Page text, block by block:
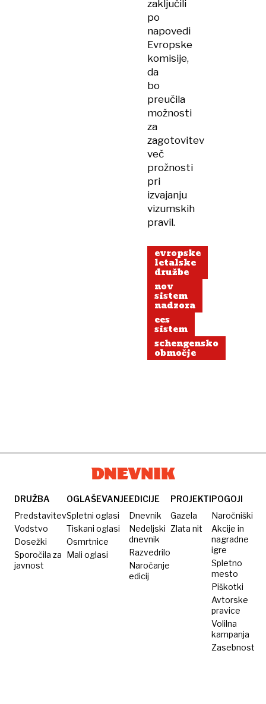
zaključili
po
napovedi
Evropske
komisije,
da
bo
preučila
možnosti
za
zagotovitev
več
prožnosti
pri
izvajanju
vizumskih
pravil.
evropske
letalske
družbe
nov
sistem
nadzora
ees
sistem
schengensko
območje
DRUŽBA
Predstavitev
Vodstvo
Dosežki
Sporočila za
javnost
OGLAŠEVANJE
Spletni oglasi
Tiskani oglasi
Osmrtnice
Mali oglasi
EDICIJE
Dnevnik
Nedeljski
dnevnik
Razvedrilo
Naročanje
edicij
PROJEKTI
Gazela
Zlata nit
POGOJI
Naročniški
Akcije in
nagradne
igre
Spletno
mesto
Piškotki
Avtorske
pravice
Volilna
kampanja
Zasebnost